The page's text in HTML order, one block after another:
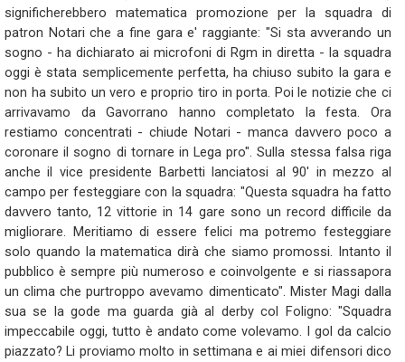
significherebbero matematica promozione per la squadra di
patron Notari che a fine gara e' raggiante: "Si sta avverando un
sogno - ha dichiarato ai microfoni di Rgm in diretta - la squadra
oggi è stata semplicemente perfetta, ha chiuso subito la gara e
non ha subito un vero e proprio tiro in porta. Poi le notizie che ci
arrivavamo da Gavorrano hanno completato la festa. Ora
restiamo concentrati - chiude Notari - manca davvero poco a
coronare il sogno di tornare in Lega pro". Sulla stessa falsa riga
anche il vice presidente Barbetti lanciatosi al 90' in mezzo al
campo per festeggiare con la squadra: "Questa squadra ha fatto
davvero tanto, 12 vittorie in 14 gare sono un record difficile da
migliorare. Meritiamo di essere felici ma potremo festeggiare
solo quando la matematica dirà che siamo promossi. Intanto il
pubblico è sempre più numeroso e coinvolgente e si riassapora
un clima che purtroppo avevamo dimenticato". Mister Magi dalla
sua se la gode ma guarda già al derby col Foligno: "Squadra
impeccabile oggi, tutto è andato come volevamo. I gol da calcio
piazzato? Li proviamo molto in settimana e ai miei difensori dico